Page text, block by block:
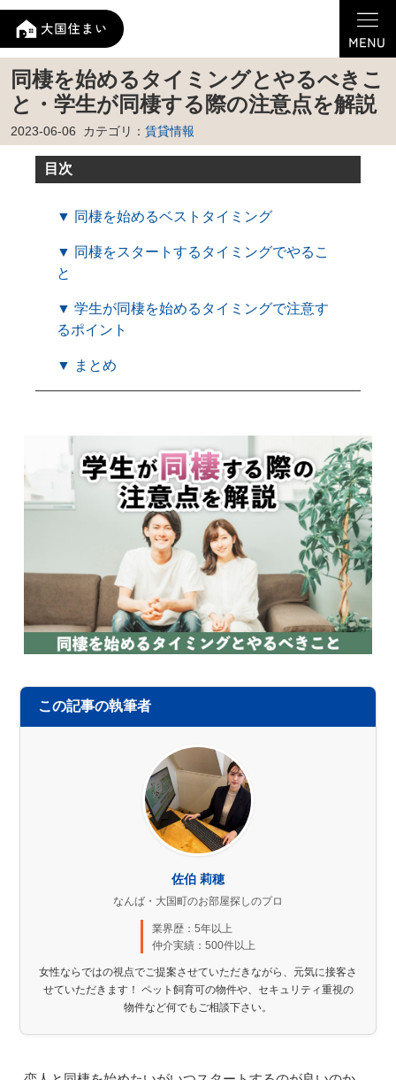
同棲を始めるタイミングとやるべきこ
と・学生が同棲する際の注意点を解説
2023-06-06 カテゴリ： 賃貸情報
目次
▼ 同棲を始めるベストタイミング
▼ 同棲をスタートするタイミングでやるこ
と
▼ 学生が同棲を始めるタイミングで注意す
るポイント
▼ まとめ
この記事の執筆者
佐伯 莉穂
なんば・大国町のお部屋探しのプロ
業界歴：5年以上
仲介実績：500件以上
女性ならではの視点でご提案させていただきながら、元気に接客さ
せていただきます！ ペット飼育可の物件や、セキュリティ重視の
物件など何でもご相談下さい。